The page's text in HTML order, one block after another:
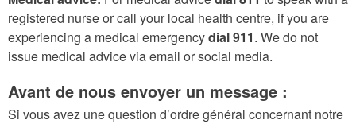
registered nurse or call your local health centre, if you are
experiencing a medical emergencydial 911. We do not
issue medical advice via email or social media.
Avant de nous envoyer un message :
Si vous avez une question d’ordre général concernant notre